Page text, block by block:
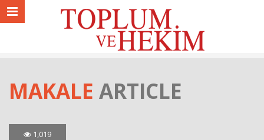
MAKALE ARTICLE
1,019